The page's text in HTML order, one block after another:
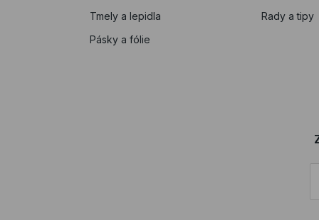
Tmely a lepidla
Pásky a fólie
Rady a tipy